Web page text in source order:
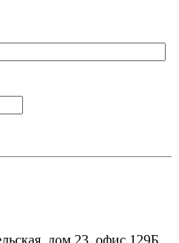
дом 23, офис 129Б